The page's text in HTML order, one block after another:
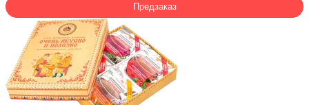
Предзаказ